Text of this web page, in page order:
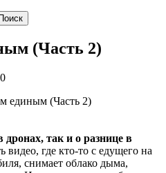
Поиск
(Часть 2)
0
дронах, так и о разнице в
видео, где кто-то с едущего на
снимает облако дыма,